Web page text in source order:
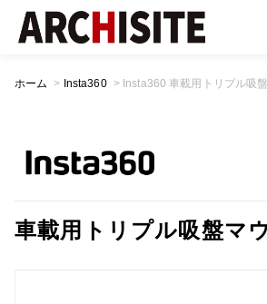
ホーム > Insta360 > Insta360 車載用トリプル吸
車載用トリプル吸盤マ